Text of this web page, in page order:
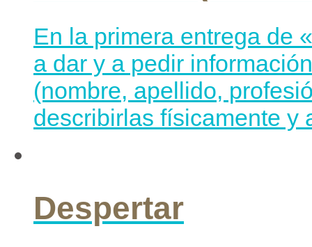
En la primera entrega de
a dar y a pedir
(nombre, apellido,
describirlas físicamente y
Despertar